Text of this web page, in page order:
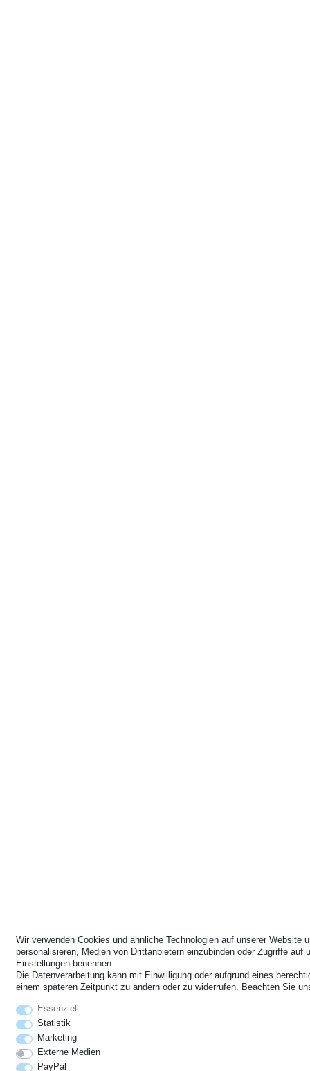
Wir verwenden Cookies und ähnliche Technologien auf unserer
personalisieren, Medien von Drittanbietern einzubinden oder Zugriffe
Einstellungen benennen.
Die Datenverarbeitung kann mit Einwilligung oder aufgrund eines
einem späteren Zeitpunkt zu ändern oder zu widerrufen. Beachten Sie
Essenziell
Statistik
Marketing
Externe Medien
PayPal